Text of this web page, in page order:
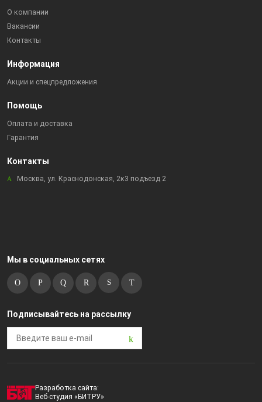
О компании
Вакансии
Контакты
Информация
Акции и спецпредложения
Помощь
Оплата и доставка
Гарантия
Контакты
Москва, ул. Краснодонская, 2к3 подъезд 2
Мы в социальных сетях
Подписывайтесь на рассылку
Разработка сайта:
Веб-студия «БИТРУ»